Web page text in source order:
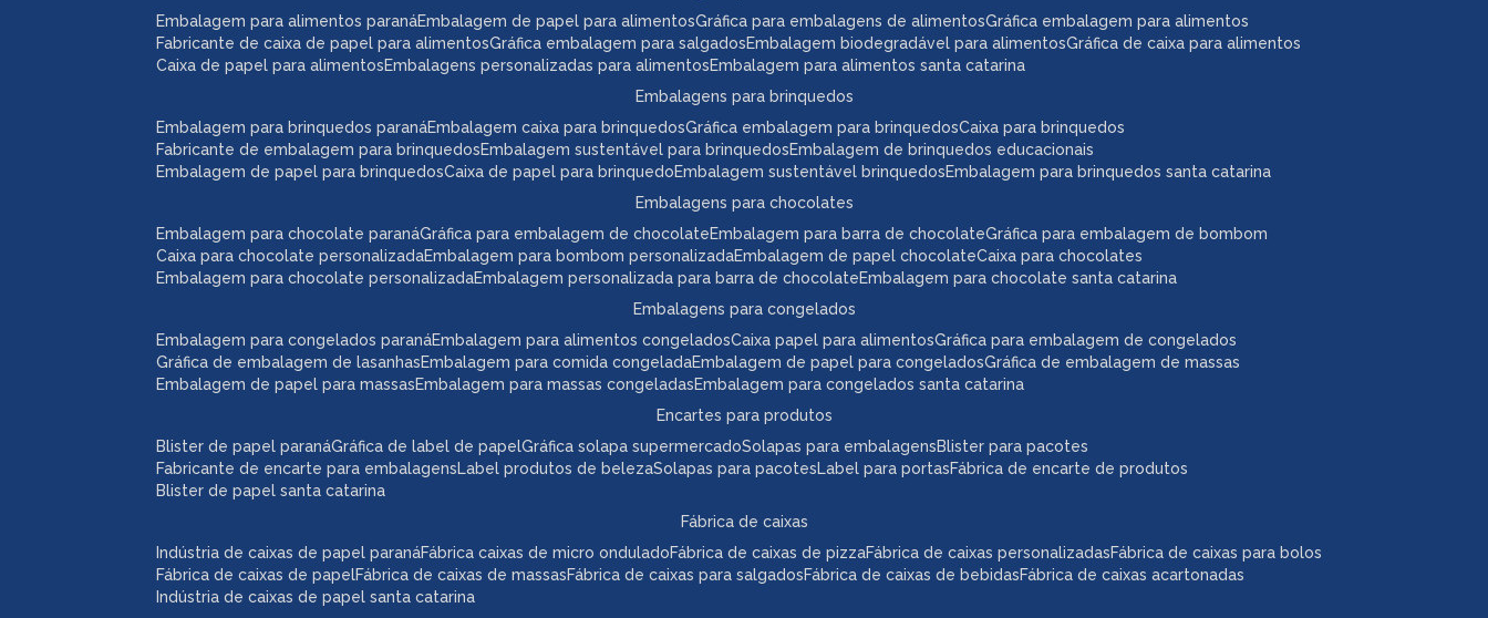
embalagem de papel para alimentos
gráfica para embalagens de alimentos
gráfica embalagem para alimentos
gráfica embalagem para salgados embalagem biodegradável para alimentos
caixa de papel para alimentos
gráfica de caixa para alimentos
fabricante de caixa de papel para alimentos
embalagens personalizadas para alimentos embalagem para alimentos santa catarina
embalagem para alimentos paraná
embalagens para brinquedos
embalagem caixa para brinquedos
gráfica embalagem para brinquedos
caixa para brinquedos
embalagem sustentável para brinquedos embalagem de brinquedos educacionais
caixa de papel para brinquedo
embalagem de papel para brinquedos
fabricante de embalagem para brinquedos
embalagem sustentável brinquedos embalagem para brinquedos santa catarina
embalagem para brinquedos paraná
embalagens para chocolates
gráfica para embalagem de chocolate embalagem para barra de chocolate
gráfica para embalagem de bombom
embalagem para bombom personalizada embalagem de papel chocolate
embalagem para chocolate personalizada
caixa para chocolates
caixa para chocolate personalizada
embalagem personalizada para barra de chocolate embalagem para chocolate santa catarina
embalagem para chocolate paraná
embalagens para congelados
embalagem para alimentos congelados
caixa papel para alimentos
gráfica para embalagem de congelados
embalagem para comida congelada embalagem de papel para congelados
embalagem de papel para massas
gráfica de embalagem de massas
gráfica de embalagem de lasanhas
embalagem para massas congeladas embalagem para congelados santa catarina
embalagem para congelados paraná
encartes para produtos
gráfica de label de papel
gráfica solapa supermercado solapas para embalagens
fabricante de encarte para embalagens label produtos de beleza label para portas
solapas para pacotes
blister para pacotes
fábrica de encarte de produtos
blister de papel santa catarina
blister de papel paraná
fábrica de caixas
fábrica caixas de micro ondulado fábrica de caixas de pizza fábrica de caixas personalizadas
fábrica de caixas de papel fábrica de caixas de massas fábrica de caixas de bebidas
fábrica de caixas para salgados
fábrica de caixas para bolos
fábrica de caixas acartonadas
indústria de caixas de papel santa catarina
indústria de caixas de papel paraná